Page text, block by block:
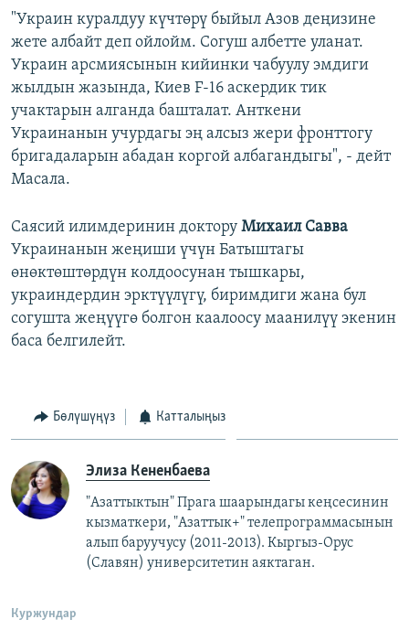
"Украин куралдуу күчтөрү быйыл Азов деңизине
жете албайт деп ойлойм. Согуш албетте уланат.
Украин арсмиясынын кийинки чабуулу эмдиги
жылдын жазында, Киев F-16 аскердик тик
учактарын алганда башталат. Анткени
Украинанын учурдагы эң алсыз жери фронттогу
бригадаларын абадан коргой албагандыгы", - дейт
Масала.
Саясий илимдеринин доктору Михаил Савва
Украинанын жеңиши үчүн Батыштагы
өнөктөштөрдүн колдоосунан тышкары,
украиндердин эрктүүлүгү, биримдиги жана бул
согушта жеңүүгө болгон каалоосу маанилүү экенин
баса белгилейт.
Бөлүшүңүз Катталыңыз
Элиза Кененбаева
"Азаттыктын" Прага шаарындагы кеңсесинин
кызматкери, "Азаттык+" телепрограммасынын
алып баруучусу (2011-2013). Кыргыз-Орус
(Славян) университетин аяктаган.
Куржундар